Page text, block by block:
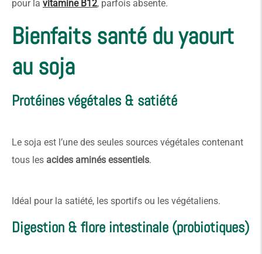
pour la vitamine B12, parfois absente.
Bienfaits santé du yaourt
au soja
Protéines végétales & satiété
Le soja est l’une des seules sources végétales contenant
tous les acides aminés essentiels.
Idéal pour la satiété, les sportifs ou les végétaliens.
Digestion & flore intestinale (probiotiques)